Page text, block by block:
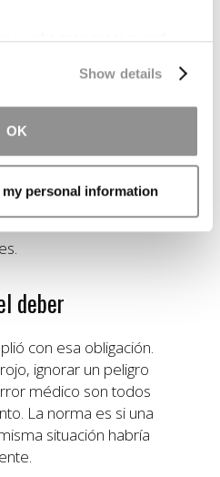
who may receive and
Show details
OK
personal information
elementos, y su caso
obligación legal de actuar
Los conductores tienen este
en la carretera. Los
los visitantes. Los médicos
deber
con esa obligación.
ignorar un peligro
médico son todos
La norma es si una
situación habría